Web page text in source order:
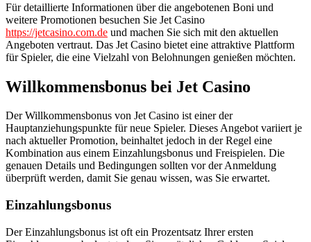
Für detaillierte Informationen über die angebotenen Boni und
weitere Promotionen besuchen Sie Jet Casino
https://jetcasino.com.de und machen Sie sich mit den aktuellen
Angeboten vertraut. Das Jet Casino bietet eine attraktive Plattform
für Spieler, die eine Vielzahl von Belohnungen genießen möchten.
Willkommensbonus bei Jet Casino
Der Willkommensbonus von Jet Casino ist einer der
Hauptanziehungspunkte für neue Spieler. Dieses Angebot variiert je
nach aktueller Promotion, beinhaltet jedoch in der Regel eine
Kombination aus einem Einzahlungsbonus und Freispielen. Die
genauen Details und Bedingungen sollten vor der Anmeldung
überprüft werden, damit Sie genau wissen, was Sie erwartet.
Einzahlungsbonus
Der Einzahlungsbonus ist oft ein Prozentsatz Ihrer ersten